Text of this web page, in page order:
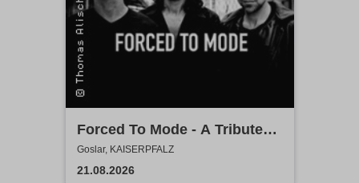
Forced To Mode - A Tribute
To Depeche Mode
Goslar, KAISERPFALZ
21.08.2026